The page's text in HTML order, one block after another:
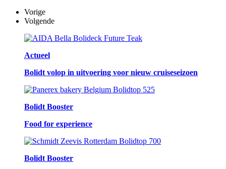
Vorige
Volgende
Actueel
Bolidt volop in uitvoering voor nieuw cruiseseizoen
Bolidt Booster
Food for experience
Bolidt Booster